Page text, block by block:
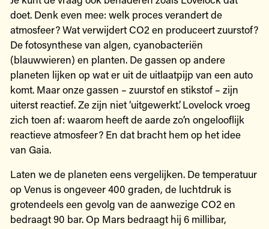
doet. Denk even mee: welk proces verandert de
atmosfeer? Wat verwijdert CO2 en produceert zuurstof?
De fotosynthese van algen, cyanobacteriën
(blauwwieren) en planten. De gassen op andere
planeten lijken op wat er uit de uitlaatpijp van een auto
komt. Maar onze gassen – zuurstof en stikstof – zijn
uiterst reactief. Ze zijn niet ‘uitgewerkt’. Lovelock vroeg
zich toen af: waarom heeft de aarde zo’n ongelooflijk
reactieve atmosfeer? En dat bracht hem op het idee
van Gaia.
Laten we de planeten eens vergelijken. De temperatuur
op Venus is ongeveer 400 graden, de luchtdruk is
grotendeels een gevolg van de aanwezige CO2 en
bedraagt 90 bar. Op Mars bedraagt hij 6 millibar,